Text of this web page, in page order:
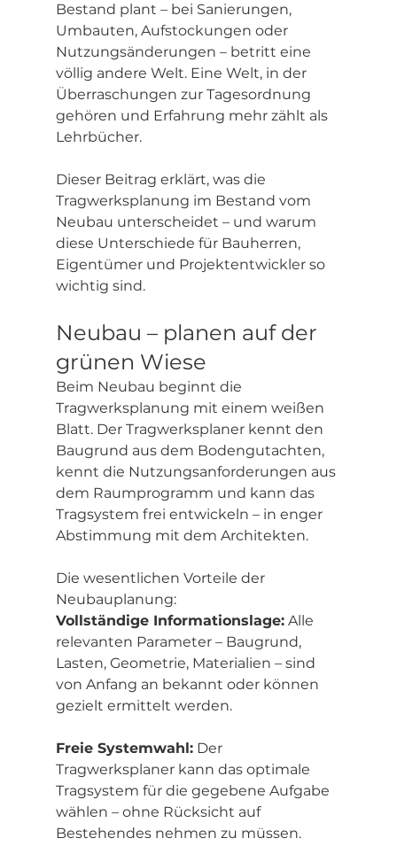
Bestand plant – bei Sanierungen,
Umbauten, Aufstockungen oder
Nutzungsänderungen – betritt eine
völlig andere Welt. Eine Welt, in der
Überraschungen zur Tagesordnung
gehören und Erfahrung mehr zählt als
Lehrbücher.
Dieser Beitrag erklärt, was die
Tragwerksplanung im Bestand vom
Neubau unterscheidet – und warum
diese Unterschiede für Bauherren,
Eigentümer und Projektentwickler so
wichtig sind.
Neubau – planen auf der
grünen Wiese
Beim Neubau beginnt die
Tragwerksplanung mit einem weißen
Blatt. Der Tragwerksplaner kennt den
Baugrund aus dem Bodengutachten,
kennt die Nutzungsanforderungen aus
dem Raumprogramm und kann das
Tragsystem frei entwickeln – in enger
Abstimmung mit dem Architekten.
Die wesentlichen Vorteile der
Neubauplanung:
Vollständige Informationslage: Alle
relevanten Parameter – Baugrund,
Lasten, Geometrie, Materialien – sind
von Anfang an bekannt oder können
gezielt ermittelt werden.
Freie Systemwahl: Der
Tragwerksplaner kann das optimale
Tragsystem für die gegebene Aufgabe
wählen – ohne Rücksicht auf
Bestehendes nehmen zu müssen.